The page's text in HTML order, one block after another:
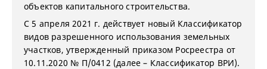
объектов капитального строительства.
С 5 апреля 2021 г. действует новый Классификатор
видов разрешенного использования земельных
участков, утвержденный приказом Росреестра от
10.11.2020 № П/0412 (далее – Классификатор ВРИ).